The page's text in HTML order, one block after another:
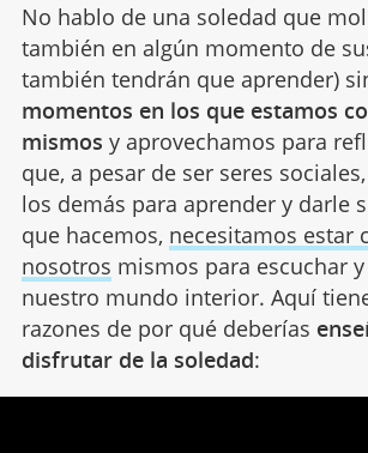
No hablo de una soledad que
también en algún momento de
también tendrán que aprender)
momentos en los que estamos
mismos y aprovechamos para
que, a pesar de ser seres
los demás para aprender y darle
que hacemos, necesitamos estar
nosotros mismos para escuchar
nuestro mundo interior. Aquí
razones de por qué deberías
disfrutar de la soledad: